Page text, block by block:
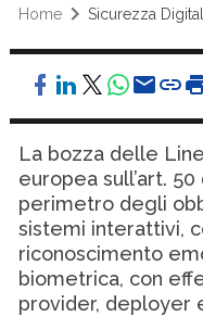
Home Sicurezza
La bozza delle
europea sull’art.
perimetro degli
sistemi interattivi,
riconoscimento
biometrica, con
provider, deployer